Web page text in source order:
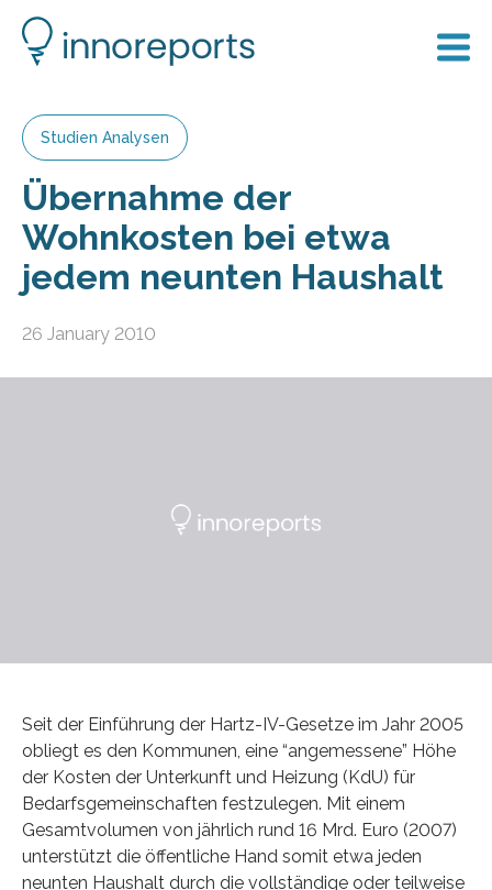
Studien Analysen
Übernahme der
Wohnkosten bei etwa
jedem neunten Haushalt
26 January 2010
Seit der Einführung der Hartz-IV-Gesetze im Jahr 2005
obliegt es den Kommunen, eine “angemessene” Höhe
der Kosten der Unterkunft und Heizung (KdU) für
Bedarfsgemeinschaften festzulegen. Mit einem
Gesamtvolumen von jährlich rund 16 Mrd. Euro (2007)
unterstützt die öffentliche Hand somit etwa jeden
neunten Haushalt durch die vollständige oder teilweise